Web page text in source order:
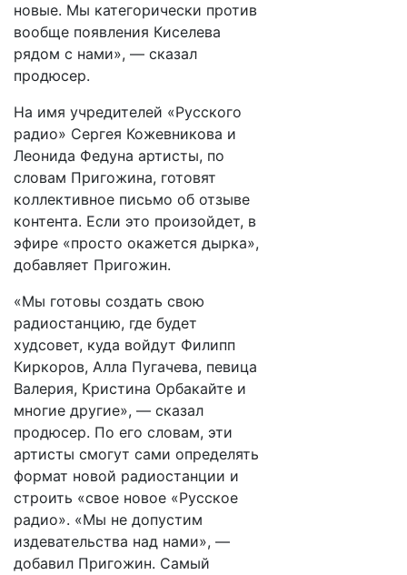
новые. Мы категорически против
вообще появления Киселева
рядом с нами», — сказал
продюсер.
На имя учредителей «Русского
радио» Сергея Кожевникова и
Леонида Федуна артисты, по
словам Пригожина, готовят
коллективное письмо об отзыве
контента. Если это произойдет, в
эфире «просто окажется дырка»,
добавляет Пригожин.
​«Мы готовы создать свою
радиостанцию, где будет
худсовет, куда войдут Филипп
Киркоров, Алла Пугачева, певица
Валерия, Кристина Орбакайте и
многие другие», — сказал
продюсер. По его словам, эти
артисты смогут сами определять
формат новой радиостанции и
строить «свое новое «Русское
радио». «Мы не допустим
издевательства над нами», —
добавил Пригожин. Самый